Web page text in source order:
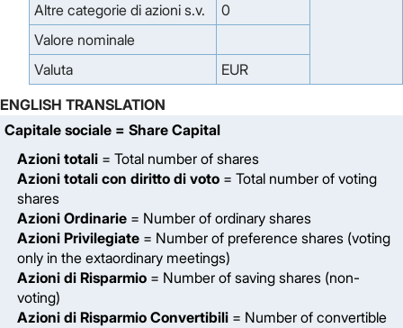
Altre categorie di azioni s.v.
0
Valore nominale
Valuta
EUR
ENGLISH TRANSLATION
Capitale sociale = Share Capital
Azioni totali = Total number of shares
Azioni totali con diritto di voto = Total number of voting
shares
Azioni Ordinarie = Number of ordinary shares
Azioni Privilegiate = Number of preference shares (voting
only in the extaordinary meetings)
Azioni di Risparmio = Number of saving shares (non-
voting)
Azioni di Risparmio Convertibili = Number of convertible